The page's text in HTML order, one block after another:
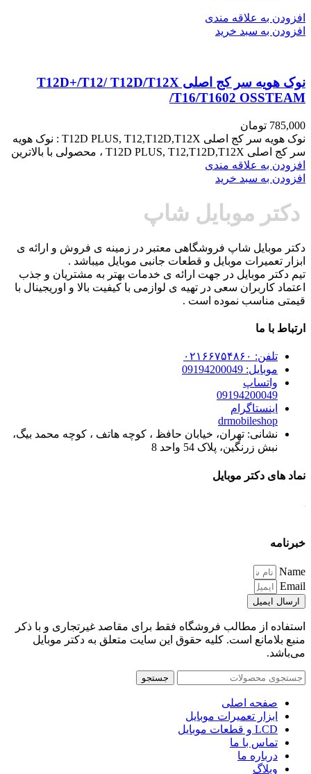
افزودن به علاقه مندی
افزودن به سبد خرید
نوک هویه سر کج اصلی T12D+/T12/ T12D/T12X
/T16/T1602 OSSTEAM
785,000 تومان
نوک هویه سر کج اصلی T12D PLUS, T12,T12D,T12X : نوک هویه
سر کج اصلی T12D PLUS, T12,T12D,T12X ، محصولی با بالاترین
افزودن به علاقه مندی
افزودن به سبد خرید
دکتر موبایل شاپ
دکتر موبایل شاپ فروشگاهی معتبر در زمینه ی فروش و ارائه ی
ابزار تعمیرات موبایل و قطعات جانبی موبایل میباشد .
تیم دکتر موبایل در جهت ارائه ی خدمات بهتر به مشتریان و جذب
اعتماد کاربران سعی در تهیه ی لوازمی با کیفیت بالا و اوریجینال با
قیمتی مناسب نموده است .
ارتباط با ما
تلفن: ۰۲۱۶۶۷۵۴۸۶۰
موبایل: 09194200049
واتساپ
09194200049
اینستاگرام
drmobileshop
نشانی: تهران، خیابان حافظ ، کوچه هاتف ، کوچه محمد بیگ،
نبش زرنگین، پلاک 54 واحد 8
نماد های دکتر موبایل
خبرنامه
Name
Email
ارسال ایمیل
استفاده از مطالب فروشگاه فقط برای مقاصد غیرتجاری و با ذکر
منبع بلامانع است. کلیه حقوق این سایت متعلق به دکتر موبایل
می‌باشد.
جستجو
صفحه اصلی
ابزار تعمیرات موبایل
LCD و قطعات موبایل
تماس با ما
درباره ما
وبلاگ